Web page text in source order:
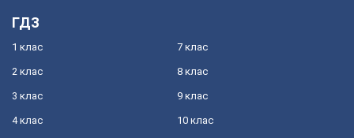
ГДЗ
1 клас
2 клас
3 клас
4 клас
7 клас
8 клас
9 клас
10 клас